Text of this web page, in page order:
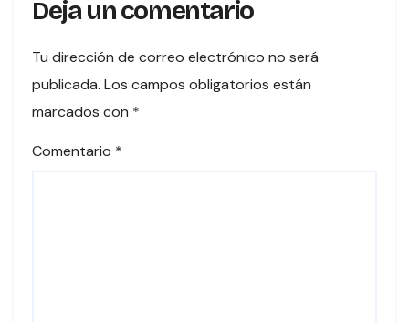
Deja un comentario
Tu dirección de correo electrónico no será
publicada. Los campos obligatorios están
marcados con *
Comentario *